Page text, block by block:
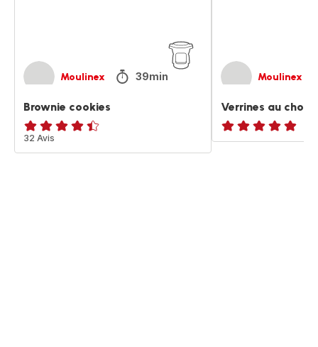
Moulinex 39min
Brownie cookies
ratings.4.4
32 Avis
Moulinex
Verrines au
ratings.NaN